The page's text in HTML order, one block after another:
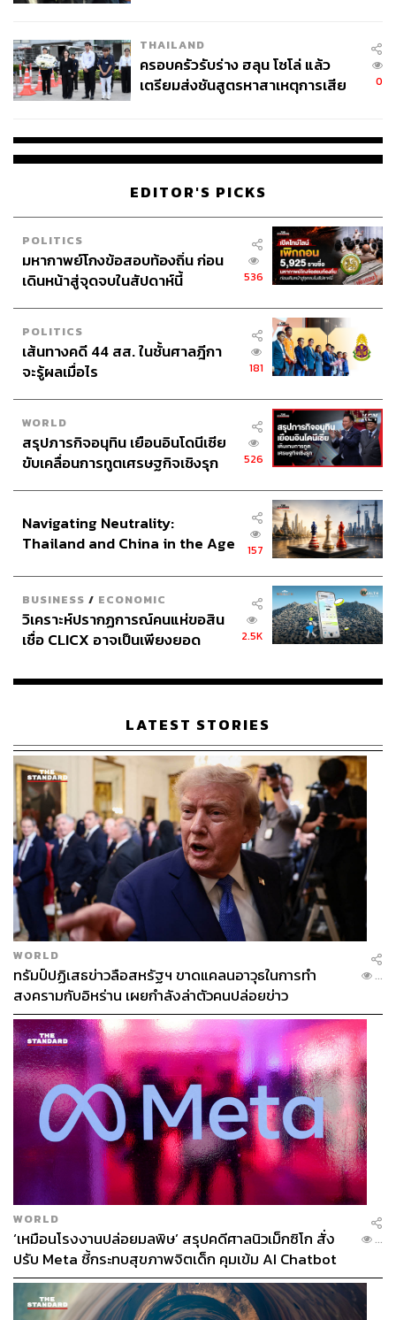
THAILAND
ครอบครัวรับร่าง ฮลุน โซโล่ แล้ว
เตรียมส่งชันสูตรหาสาเหตุการเสีย
0
EDITOR'S PICKS
POLITICS
มหากาพย์โกงข้อสอบท้องถิ่น ก่อน
เดินหน้าสู่จุดจบในสัปดาห์นี้
536
POLITICS
เส้นทางคดี 44 สส. ในชั้นศาลฎีกา
จะรู้ผลเมื่อไร
181
WORLD
สรุปภารกิจอนุทิน เยือนอินโดนีเซีย
ขับเคลื่อนการทูตเศรษฐกิจเชิงรุก
526
Navigating Neutrality:
Thailand and China in the Age
157
BUSINESS / ECONOMIC
วิเคราะห์ปรากฏการณ์คนแห่ขอสิน
เชื่อ CLICX อาจเป็นเพียงยอด
เรือนไทยที่ถูกซุกไว้
2.5K
LATEST STORIES
WORLD
ทรัมป์ปฏิเสธข่าวลือสหรัฐฯ ขาดแคลนอาวุธในการทำ
สงครามกับอิหร่าน เผยกำลังล่าตัวคนปล่อยข่าว
...
WORLD
‘เหมือนโรงงานปล่อยมลพิษ’ สรุปคดีศาลนิวเม็กซิโก สั่ง
ปรับ Meta ชี้กระทบสุขภาพจิตเด็ก คุมเข้ม AI Chatbot
...